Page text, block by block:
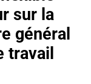
sur la
général
travail